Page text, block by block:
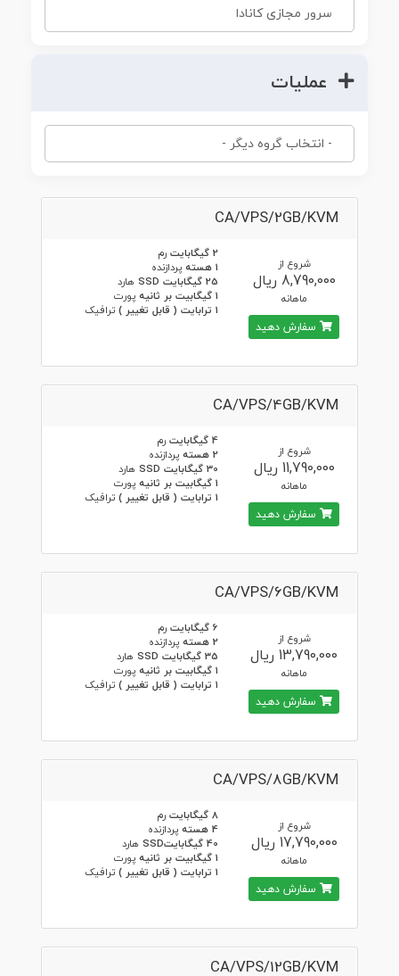
عملیات
CA/VPS/2GB/KVM
2 گیگابایت
رم
1 هسته
پردازنده
25 گیگابایت SSD
هارد
1 گیگابیت بر ثانیه
پورت
1 ترابایت ( قابل تغییر )
ترافیک
شروع از
8,790,000 ریال
ماهانه
سفارش دهید
CA/VPS/4GB/KVM
4 گیگابایت
رم
2 هسته
پردازنده
30 گیگابایت SSD
هارد
1 گیگابیت بر ثانیه
پورت
1 ترابایت ( قابل تغییر )
ترافیک
شروع از
11,790,000 ریال
ماهانه
سفارش دهید
CA/VPS/6GB/KVM
6 گیگابایت
رم
2 هسته
پردازنده
35 گیگابایت SSD
هارد
1 گیگابیت بر ثانیه
پورت
1 ترابایت ( قابل تغییر )
ترافیک
شروع از
13,790,000 ریال
ماهانه
سفارش دهید
CA/VPS/8GB/KVM
8 گیگابایت
رم
4 هسته
پردازنده
40 گیگابایتSSD
هارد
1 گیگابیت بر ثانیه
پورت
1 ترابایت ( قابل تغییر )
ترافیک
شروع از
17,790,000 ریال
ماهانه
سفارش دهید
CA/VPS/12GB/KVM